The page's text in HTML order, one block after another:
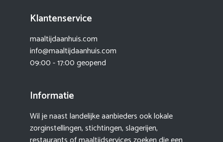
Klantenservice
maaltijdaanhuis.com
info@maaltijdaanhuis.com
09:00 - 17:00 geopend
Informatie
Wil je naast landelijke aanbieders ook lokale
zorginstellingen, stichtingen, slagerijen,